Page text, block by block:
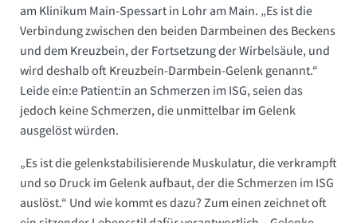
am Klinikum Main-Spessart in Lohr am Main. „Es ist die
Verbindung zwischen den beiden Darmbeinen des Beckens
und dem Kreuzbein, der Fortsetzung der Wirbelsäule, und
wird deshalb oft Kreuzbein-Darmbein-Gelenk genannt.“
Leide ein:e Patient:in an Schmerzen im ISG, seien das
jedoch keine Schmerzen, die unmittelbar im Gelenk
ausgelöst würden.
„Es ist die gelenkstabilisierende Muskulatur, die verkrampft
und so Druck im Gelenk aufbaut, der die Schmerzen im ISG
auslöst.“ Und wie kommt es dazu? Zum einen zeichnet oft